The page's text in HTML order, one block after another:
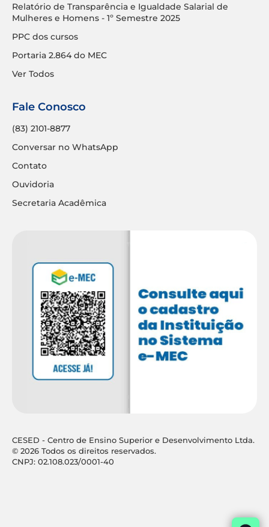
Relatório de Transparência e Igualdade Salarial de
Mulheres e Homens - 1º Semestre 2025
PPC dos cursos
Portaria 2.864 do MEC
Ver Todos
Fale Conosco
(83) 2101-8877
Conversar no WhatsApp
Contato
Ouvidoria
Secretaria Acadêmica
CESED - Centro de Ensino Superior e Desenvolvimento Ltda.
© 2026 Todos os direitos reservados.
CNPJ: 02.108.023/0001-40